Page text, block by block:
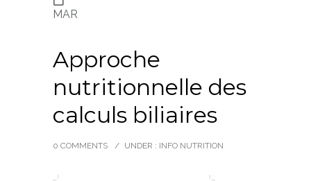
MAR
Approche
nutritionnelle des
calculs biliaires
0 COMMENTS / UNDER : INFO NUTRITION